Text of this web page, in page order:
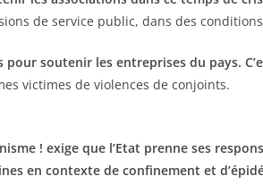
de service public, dans des
soutenir les entreprises du pays.
victimes de violences de conjoints.
! exige que l’Etat prenne ses
en contexte de confinement et